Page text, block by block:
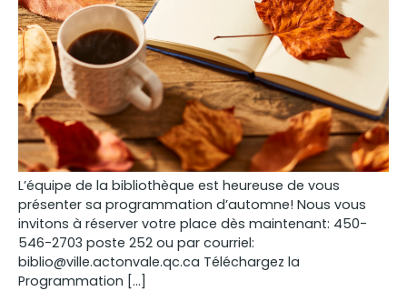
L’équipe de la bibliothèque est heureuse de vous
présenter sa programmation d’automne! Nous vous
invitons à réserver votre place dès maintenant: 450-
546-2703 poste 252 ou par courriel:
biblio@ville.actonvale.qc.ca Téléchargez la
Programmation […]